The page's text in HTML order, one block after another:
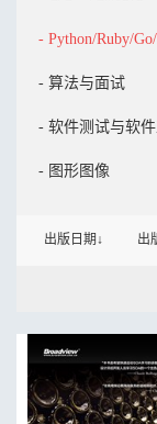
- Python/Ruby/
- 算法与面试
- 软件测试与软
- 图形图像
出版日期↓ 出